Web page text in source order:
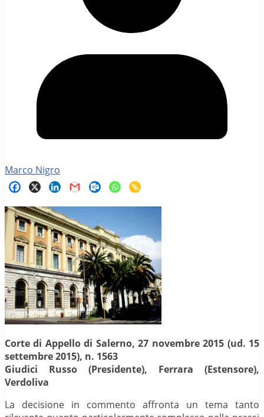
Marco Nigro
Corte di Appello di Salerno, 27 novembre 2015 (ud. 15
settembre 2015), n. 1563
Giudici Russo (Presidente), Ferrara (Estensore),
Verdoliva
La decisione in commento affronta un tema tanto